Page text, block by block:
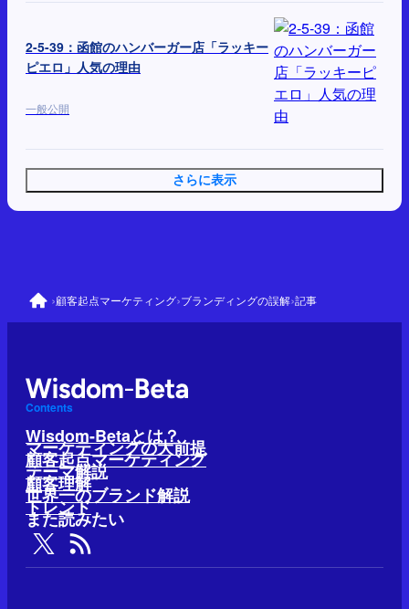
2-5-39：函館のハンバーガー店「ラッキー
ピエロ」人気の理由
一般公開
さらに表示
›顧客起点マーケティング›ブランディングの誤解›記事
Contents
Wisdom-Betaとは？
マーケティングの大前提
顧客起点マーケティング
テーマ解説
顧客理解
世界一のブランド解説
トレンド
また読みたい